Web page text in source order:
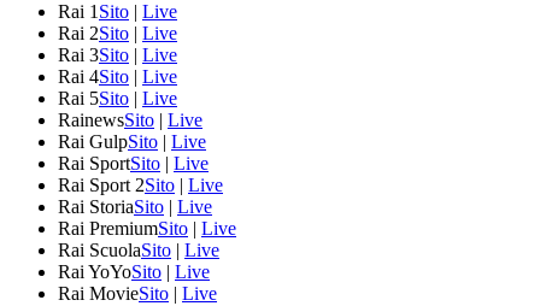
Rai 1 Sito | Live
Rai 2Sito | Live
Rai 3Sito | Live
Rai 4Sito | Live
Rai 5Sito | Live
RainewsSito | Live
Rai GulpSito | Live
Rai SportSito | Live
Rai Sport 2Sito | Live
Rai StoriaSito | Live
Rai PremiumSito | Live
Rai ScuolaSito | Live
Rai YoYoSito | Live
Rai MovieSito | Live